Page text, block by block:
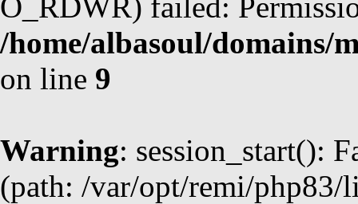
/home/albasoul/domains/
on line 9
Warning: session_start():
(path: /var/opt/remi/php83/